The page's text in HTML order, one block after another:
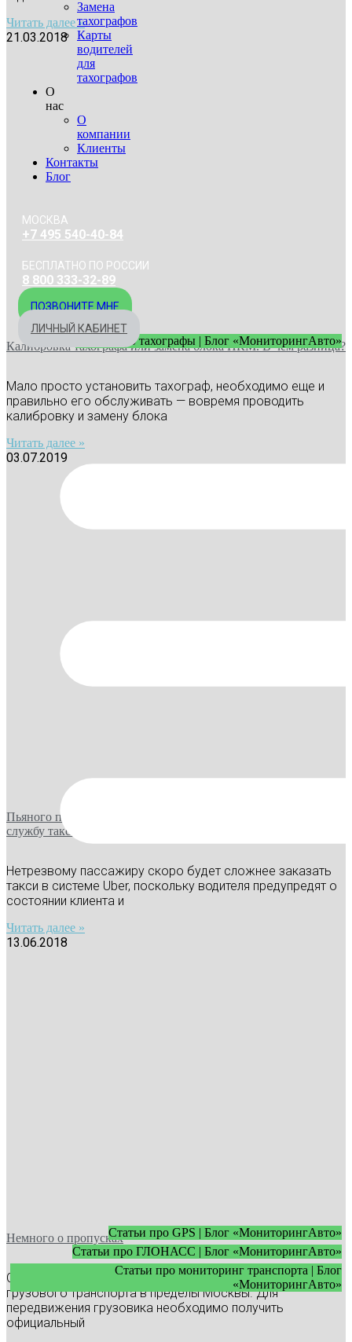
Замена
тахографов
Карты
водителей
для
тахографов
О
нас
О
компании
Клиенты
Контакты
Блог
МОСКВА
+7 495 540-40-84
БЕСПЛАТНО ПО РОССИИ
8 800 333-32-89
ПОЗВОНИТЕ МНЕ
ЛИЧНЫЙ КАБИНЕТ
Читать далее »
21.03.2018
Статьи про тахографы | Блог «МониторингАвто»
Калибровка тахографа или замена блока НКМ. В чем разница?
Мало просто установить тахограф, необходимо еще и
правильно его обслуживать — вовремя проводить
калибровку и замену блока
Читать далее »
03.07.2019
Пьяного пассажира будут определять при подаче заявки в
службу такси!
Нетрезвому пассажиру скоро будет сложнее заказать
такси в системе Uber, поскольку водителя предупредят о
состоянии клиента и
Читать далее »
13.06.2018
Статьи про GPS | Блог «МониторингАвто»
Статьи про ГЛОНАСС | Блог «МониторингАвто»
Статьи про мониторинг транспорта | Блог
«МониторингАвто»
Немного о пропусках
С марта 2013 года введено ограничение на въезд
грузового транспорта в пределы Москвы. Для
передвижения грузовика необходимо получить
официальный